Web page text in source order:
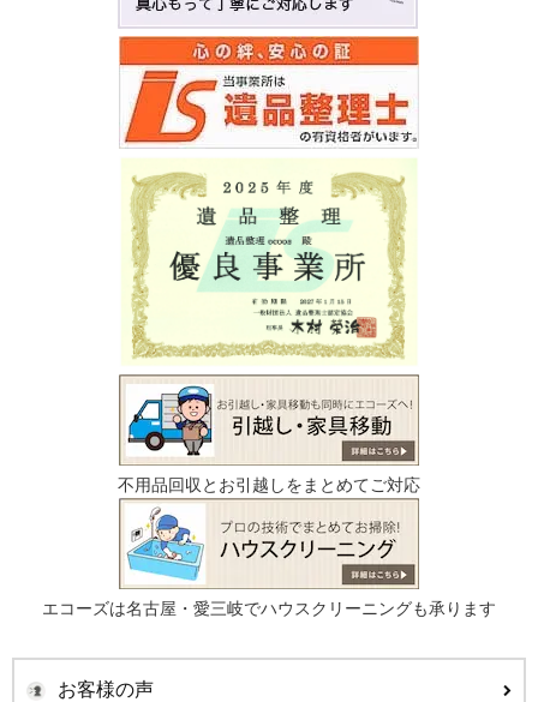
不用品回収とお引越しをまとめてご対応
エコーズは名古屋・愛三岐でハウスクリーニングも承ります
お客様の声